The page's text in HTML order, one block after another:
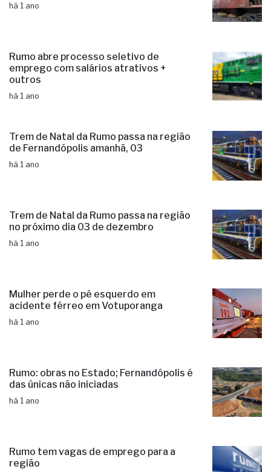
há 1 ano
Rumo abre processo seletivo de
emprego com salários atrativos +
outros
há 1 ano
Trem de Natal da Rumo passa na região
de Fernandópolis amanhã, 03
há 1 ano
Trem de Natal da Rumo passa na região
no próximo dia 03 de dezembro
há 1 ano
Mulher perde o pé esquerdo em
acidente férreo em Votuporanga
há 1 ano
Rumo: obras no Estado; Fernandópolis é
das únicas não iniciadas
há 1 ano
Rumo tem vagas de emprego para a
região